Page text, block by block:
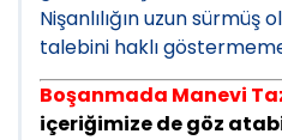
Nişanlılığın uzun sürmüş
talebini haklı
Boşanmada Manevi
içeriğimize de göz